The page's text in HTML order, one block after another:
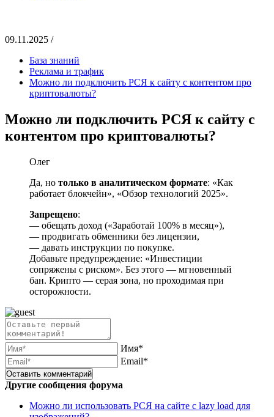
09.11.2025 /
База знаний
Реклама и трафик
Можно ли подключить РСЯ к сайту с контентом про
криптовалюты?
Можно ли подключить РСЯ к сайту с
контентом про криптовалюты?
Олег
Да, но только в аналитическом формате: «Как
работает блокчейн», «Обзор технологий 2025».
Запрещено:
— обещать доход («Заработай 100% в месяц»),
— продвигать обменники без лицензии,
— давать инструкции по покупке.
Добавьте предупреждение: «Инвестиции
сопряжены с риском». Без этого — мгновенный
бан. Крипто — серая зона, но проходимая при
осторожности.
Имя*
Email*
Другие сообщения форума
Можно ли использовать РСЯ на сайте с lazy load для